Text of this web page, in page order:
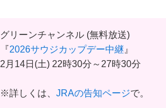
グリーンチャンネル (無料放送)
『2026サウジカップデー中継 』
2月14日(土) 22時30分～27時30分
※詳しくは、 JRAの告知ページで。